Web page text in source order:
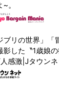
。
ブリの世界」
影した〝1歳娘
感激|Jタウンネ